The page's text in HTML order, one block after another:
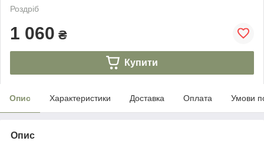
Роздріб
1 060 ₴
Купити
Опис Характеристики Доставка Оплата Умови
Опис